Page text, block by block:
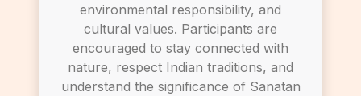
environmental responsibility, and
cultural values. Participants are
encouraged to stay connected with
nature, respect Indian traditions, and
understand the significance of Sanatan